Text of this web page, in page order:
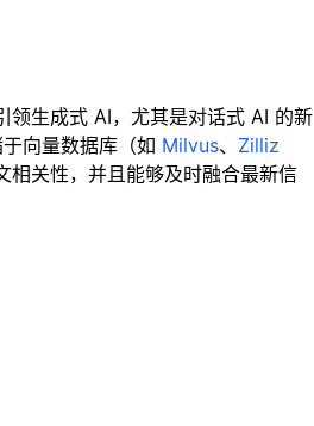
生成式 AI，尤其是对话式 AI 的新
向量数据库（如 Milvus、 Zilliz
相关性，并且能够及时融合最新信